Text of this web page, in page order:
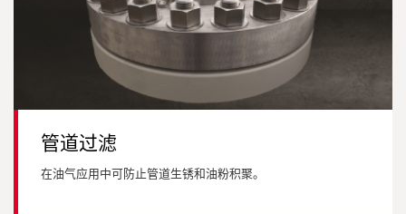
管道过滤
在油气应用中可防止管道生锈和油粉积聚。